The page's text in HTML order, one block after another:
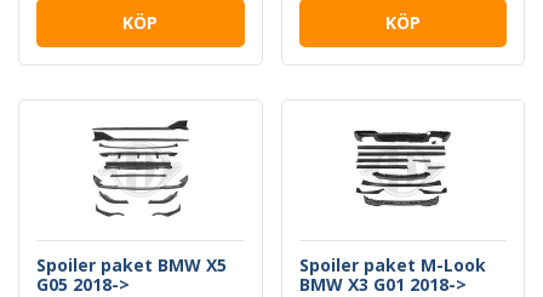
KÖP KÖP
Spoiler paket BMW X5
G05 2018->
Spoiler paket M-Look
BMW X3 G01 2018->